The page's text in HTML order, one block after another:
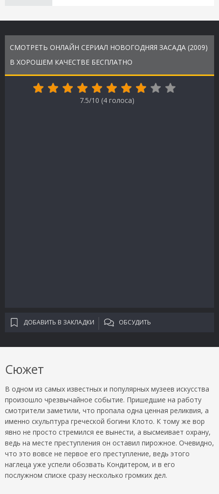
СМОТРЕТЬ ОНЛАЙН СЕРИАЛ НОВОГОДНЯЯ ЗАСАДА (2009)
В ХОРОШЕМ КАЧЕСТВЕ БЕСПЛАТНО
7.5/10 (4 голоса)
ДОБАВИТЬ В ЗАКЛАДКИ ОБСУДИТЬ
Сюжет
В одном из самых известных и популярных музеев искусства
произошло чрезвычайное событие. Пришедшие на работу
смотрители заметили, что пропала одна ценная реликвия, а
именно скульптура греческой богини Клото. К тому же вор
явно не просто стремился ее вынести, а высмеивает охрану,
ведь на месте преступления он оставил пирожное. Очевидно,
что это вовсе не первое его преступление, ведь этого
наглеца уже успели обозвать Кондитером, и в его
послужном списке сразу несколько громких дел.